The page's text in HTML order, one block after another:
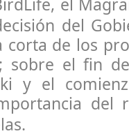
del
de los
sobre el fin
y el
del